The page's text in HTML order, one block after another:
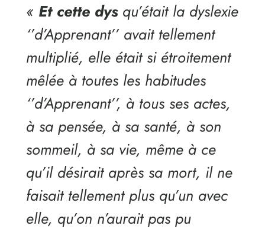
« Et cette dysqu’était la dyslexie
‘’d’Apprenant’’ avait tellement
multiplié, elle était si étroitement
mêlée à toutes les habitudes
‘’d’Apprenant’’, à tous ses actes,
à sa pensée, à sa santé, à son
sommeil, à sa vie, même à ce
qu’il désirait après sa mort, il ne
faisait tellement plus qu’un avec
elle, qu’on n’aurait pas pu